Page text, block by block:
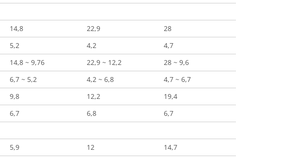
14,8 22,9
28
5,2 4,2
4,7
14,8 ~ 9,76 22,9 ~ 12,2
28 ~ 9,6
6,7 ~ 5,2 4,2 ~ 6,8
4,7 ~ 6,7
9,8 12,2
19,4
6,7 6,8
6,7
5,9 12
14,7